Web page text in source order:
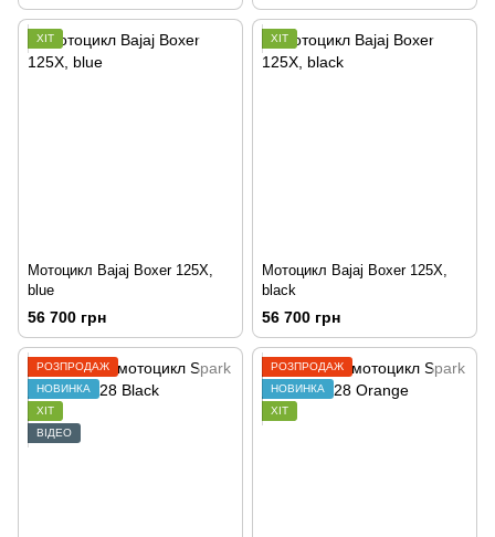
ХІТ
Мотоцикл Bajaj Boxer 125X,
blue
56 700 грн
ХІТ
Мотоцикл Bajaj Boxer 125X,
black
56 700 грн
РОЗПРОДАЖ
НОВИНКА
ХІТ
ВІДЕО
РОЗПРОДАЖ
НОВИНКА
ХІТ